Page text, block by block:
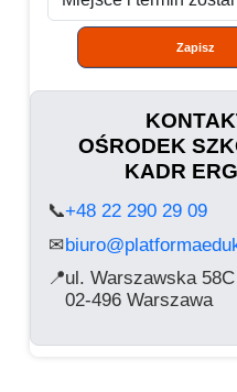
Zapisz
OŚRODEK
KADR
📞+48 22 290 29 09
✉
📍ul. Warszawska
02-496 Warszawa